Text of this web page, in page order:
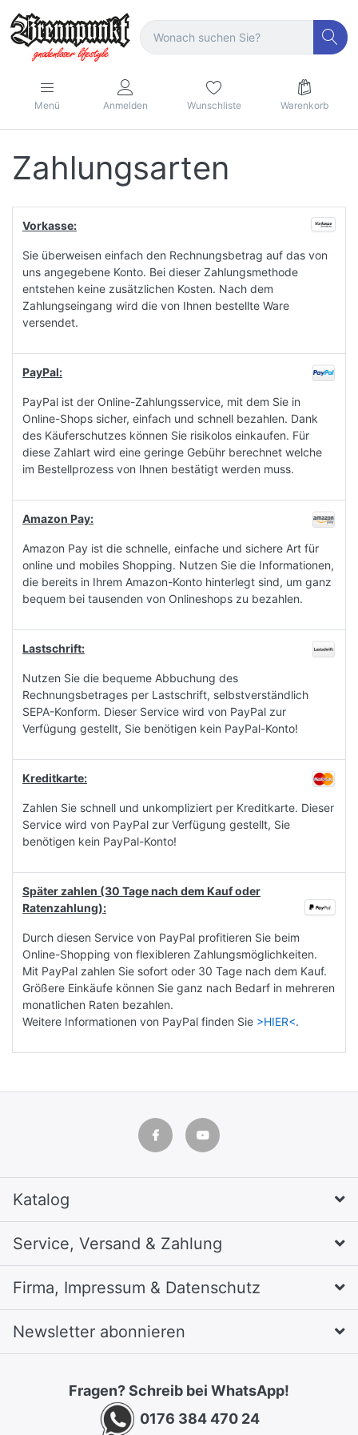
Menü Anmelden Wunschliste Warenkorb
Zahlungsarten
Vorkasse:
Sie überweisen einfach den Rechnungsbetrag auf das von
uns angegebene Konto. Bei dieser Zahlungsmethode
entstehen keine zusätzlichen Kosten. Nach dem
Zahlungseingang wird die von Ihnen bestellte Ware
versendet.
PayPal:
PayPal ist der Online-Zahlungsservice, mit dem Sie in
Online-Shops sicher, einfach und schnell bezahlen. Dank
des Käuferschutzes können Sie risikolos einkaufen. Für
diese Zahlart wird eine geringe Gebühr berechnet welche
im Bestellprozess von Ihnen bestätigt werden muss.
Amazon Pay:
Amazon Pay ist die schnelle, einfache und sichere Art für
online und mobiles Shopping. Nutzen Sie die Informationen,
die bereits in Ihrem Amazon-Konto hinterlegt sind, um ganz
bequem bei tausenden von Onlineshops zu bezahlen.
Lastschrift:
Nutzen Sie die bequeme Abbuchung des
Rechnungsbetrages per Lastschrift, selbstverständlich
SEPA-Konform. Dieser Service wird von PayPal zur
Verfügung gestellt, Sie benötigen kein PayPal-Konto!
Kreditkarte:
Zahlen Sie schnell und unkompliziert per Kreditkarte. Dieser
Service wird von PayPal zur Verfügung gestellt, Sie
benötigen kein PayPal-Konto!
Später zahlen (30 Tage nach dem Kauf oder
Ratenzahlung):
Durch diesen Service von PayPal profitieren Sie beim
Online-Shopping von flexibleren Zahlungsmöglichkeiten.
Mit PayPal zahlen Sie sofort oder 30 Tage nach dem Kauf.
Größere Einkäufe können Sie ganz nach Bedarf in mehreren
monatlichen Raten bezahlen.
Weitere Informationen von PayPal finden Sie >HIER<.
Katalog
Service, Versand & Zahlung
Firma, Impressum & Datenschutz
Newsletter abonnieren
Fragen? Schreib bei WhatsApp!
0176 384 470 24